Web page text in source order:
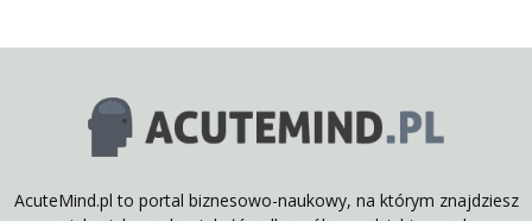
AcuteMind.pl to portal biznesowo-naukowy, na którym znajdziesz